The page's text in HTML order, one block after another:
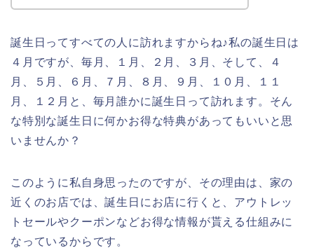
誕生日ってすべての人に訪れますからね♪私の誕生日は
４月ですが、毎月、１月、２月、３月、そして、４
月、５月、６月、７月、８月、９月、１０月、１１
月、１２月と、毎月誰かに誕生日って訪れます。そん
な特別な誕生日に何かお得な特典があってもいいと思
いませんか？
このように私自身思ったのですが、その理由は、家の
近くのお店では、誕生日にお店に行くと、アウトレッ
トセールやクーポンなどお得な情報が貰える仕組みに
なっているからです。